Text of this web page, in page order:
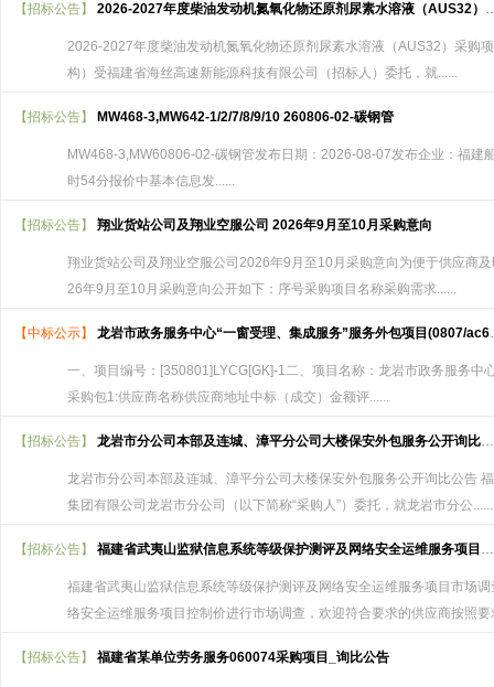
【招标公告】 2026-2027年度柴油发动机氮氧化物还原剂尿素水溶液（AUS32）采购项目招标公告
2026-2027年度柴油发动机氮氧化物还原剂尿素水溶液（AUS32）采购
构）受福建省海丝高速新能源科技有限公司（招标人）委托，就......
【招标公告】 MW468-3,MW642-1/2/7/8/9/10 260806-02-碳钢管
MW468-3,MW60806-02-碳钢管发布日期：2026-08-07发布企业：福
时54分报价中基本信息发......
【招标公告】 翔业货站公司及翔业空服公司 2026年9月至10月采购意向
翔业货站公司及翔业空服公司2026年9月至10月采购意向为便于供应商
26年9月至10月采购意向公开如下：序号采购项目名称采购需求......
【中标公示】 龙岩市政务服务中心“一窗受理、集成服务”服务外包项目(0807/ac6c8901)
一、项目编号：[350801]LYCG[GK]-1二、项目名称：龙岩市政务服务中
采购包1:供应商名称供应商地址中标（成交）金额评......
【招标公告】 龙岩市分公司本部及连城、漳平分公司大楼保安外包服务公开询比公告
龙岩市分公司本部及连城、漳平分公司大楼保安外包服务公开询比公告
集团有限公司龙岩市分公司（以下简称“采购人”）委托，就龙岩市分公......
【招标公告】 福建省武夷山监狱信息系统等级保护测评及网络安全运维服务项目市场调查函
福建省武夷山监狱信息系统等级保护测评及网络安全运维服务项目市场
络安全运维服务项目控制价进行市场调查，欢迎符合要求的供应商按照要
【招标公告】 福建省某单位劳务服务060074采购项目_询比公告